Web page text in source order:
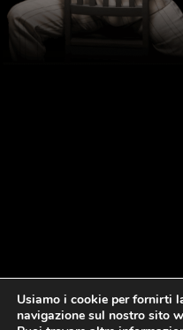
Usiamo i cookie per fornirti
navigazione sul nostro sito